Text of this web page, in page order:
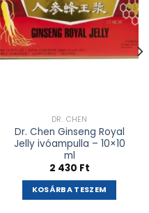
DR. CHEN
Dr. Chen Ginseng Royal
Jelly ivóampulla – 10×10
ml
2 430 Ft
KOSÁRBA TESZEM